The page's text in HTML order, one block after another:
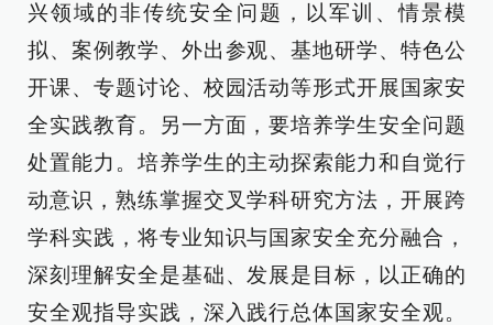
兴领域的非传统安全问题，以军训、情景模
拟、案例教学、外出参观、基地研学、特色公
开课、专题讨论、校园活动等形式开展国家安
全实践教育。另一方面，要培养学生安全问题
处置能力。培养学生的主动探索能力和自觉行
动意识，熟练掌握交叉学科研究方法，开展跨
学科实践，将专业知识与国家安全充分融合，
深刻理解安全是基础、发展是目标，以正确的
安全观指导实践，深入践行总体国家安全观。